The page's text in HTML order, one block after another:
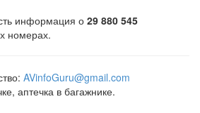
информация о 29 880 545
номерах.
AVinfoGuru@gmail.com
аптечка в багажнике.